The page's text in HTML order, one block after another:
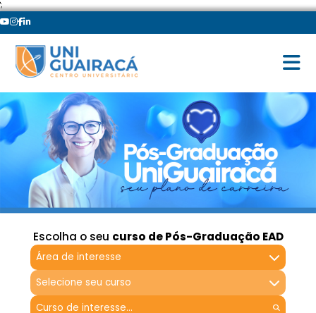
';
Escolha o seu curso de Pós-Graduação EAD
Área de interesse
Selecione seu curso